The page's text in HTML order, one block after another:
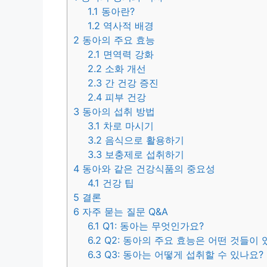
1.1 동아란?
1.2 역사적 배경
2 동아의 주요 효능
2.1 면역력 강화
2.2 소화 개선
2.3 간 건강 증진
2.4 피부 건강
3 동아의 섭취 방법
3.1 차로 마시기
3.2 음식으로 활용하기
3.3 보충제로 섭취하기
4 동아와 같은 건강식품의 중요성
4.1 건강 팁
5 결론
6 자주 묻는 질문 Q&A
6.1 Q1: 동아는 무엇인가요?
6.2 Q2: 동아의 주요 효능은 어떤 것들이
6.3 Q3: 동아는 어떻게 섭취할 수 있나요?